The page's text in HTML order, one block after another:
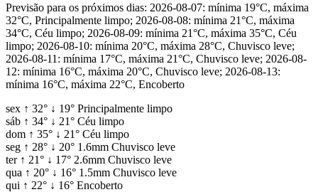
Previsão para os próximos dias: 2026-08-07: mínima 19°C, máxima
32°C, Principalmente limpo; 2026-08-08: mínima 21°C, máxima
34°C, Céu limpo; 2026-08-09: mínima 21°C, máxima 35°C, Céu
limpo; 2026-08-10: mínima 20°C, máxima 28°C, Chuvisco leve;
2026-08-11: mínima 17°C, máxima 21°C, Chuvisco leve; 2026-08-
12: mínima 16°C, máxima 20°C, Chuvisco leve; 2026-08-13:
mínima 16°C, máxima 22°C, Encoberto
sex ↑ 32° ↓ 19° Principalmente limpo
sáb ↑ 34° ↓ 21° Céu limpo
dom ↑ 35° ↓ 21° Céu limpo
seg ↑ 28° ↓ 20° 1.6mm Chuvisco leve
ter ↑ 21° ↓ 17° 2.6mm Chuvisco leve
qua ↑ 20° ↓ 16° 1.5mm Chuvisco leve
qui ↑ 22° ↓ 16° Encoberto